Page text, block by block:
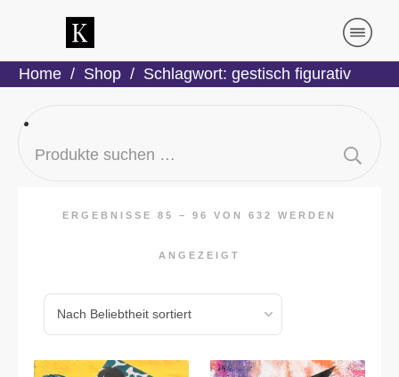
Home / Shop / Schlagwort: gestisch figurativ
Suchen
ERGEBNISSE 85 – 96 VON 632 WERDEN
ANGEZEIGT